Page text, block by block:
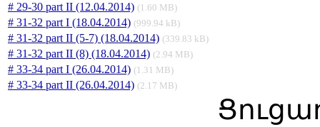
# 29-30 part II (12.04.2014) (1.60 MB)
# 31-32 part I (18.04.2014) (999.94 kB)
# 31-32 part II (5-7) (18.04.2014) (339.83 kB)
# 31-32 part II (8) (18.04.2014) (2.94 MB)
# 33-34 part I (26.04.2014) (1.31 MB)
# 33-34 part II (26.04.2014) (2.17 MB)